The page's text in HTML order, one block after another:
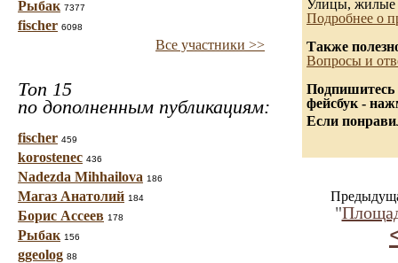
Рыбак 7377
fischer 6098
Все участники >>
Топ 15
по дополненным публикациям:
fischer 459
korostenec 436
Nadezda Mihhailova 186
Магаз Анатолий 184
Борис Ассеев 178
Рыбак 156
ggeolog 88
Улицы, жилые
Подробнее о
Также
Вопросы и
Подпишитесь
фейсбук -
Если
"